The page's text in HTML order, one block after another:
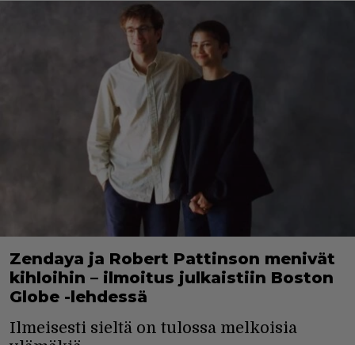
Zendaya ja Robert Pattinson menivät
kihloihin – ilmoitus julkaistiin Boston
Globe -lehdessä
Ilmeisesti sieltä on tulossa melkoisia